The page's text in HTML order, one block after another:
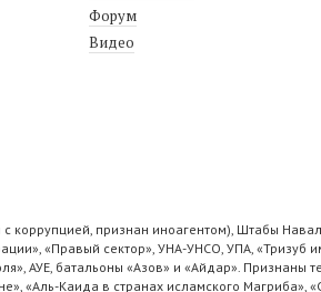
Форум
Видео
признан иноагентом), Штабы
«Правый сектор», УНА-УНСО, УПА, «Тризуб
АУЕ, батальоны «Азов» и «Айдар».
«Аль-Каида в странах исламского Магриба»,